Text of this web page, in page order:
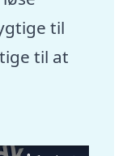
til
til at